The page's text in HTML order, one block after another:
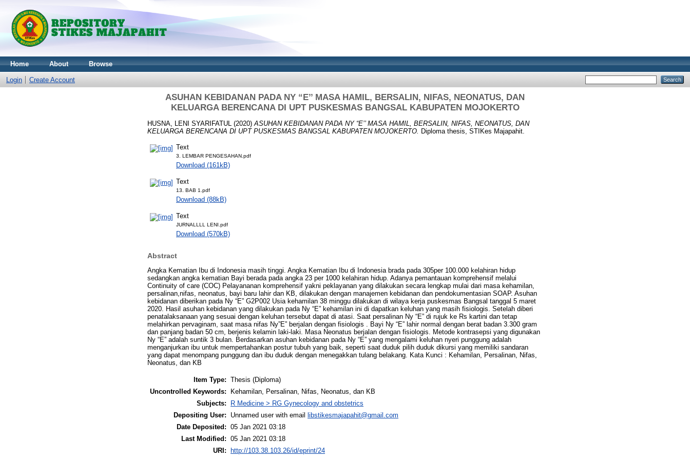
Home About Browse
Login Create Account
ASUHAN KEBIDANAN PADA NY “E’’ MASA HAMIL, BERSALIN, NIFAS, NEONATUS, DAN
KELUARGA BERENCANA DI UPT PUSKESMAS BANGSAL KABUPATEN MOJOKERTO
HUSNA, LENI SYARIFATUL (2020) ASUHAN KEBIDANAN PADA NY “E’’ MASA HAMIL, BERSALIN, NIFAS, NEONATUS, DAN
KELUARGA BERENCANA DI UPT PUSKESMAS BANGSAL KABUPATEN MOJOKERTO.
Diploma thesis, STIKes Majapahit.
Text
3. LEMBAR PENGESAHAN.pdf
Download (161kB)
Text
13. BAB 1.pdf
Download (88kB)
Text
JURNALLLL LENI.pdf
Download (570kB)
Abstract
Angka Kematian Ibu di Indonesia masih tinggi. Angka Kematian Ibu di Indonesia brada pada 305per 100.000 kelahiran hidup
sedangkan angka kematian Bayi berada pada angka 23 per 1000 kelahiran hidup. Adanya pemantauan komprehensif melalui
Continuity of care (COC) Pelayananan komprehensif yakni peklayanan yang dilakukan secara lengkap mulai dari masa kehamilan,
persalinan,nifas, neonatus, bayi baru lahir dan KB, dilakukan dengan manajemen kebidanan dan pendokumentasian SOAP. Asuhan
kebidanan diberikan pada Ny “E” G2P002 Usia kehamilan 38 minggu dilakukan di wilaya kerja puskesmas Bangsal tanggal 5 maret
2020. Hasil asuhan kebidanan yang dilakukan pada Ny “E” kehamilan ini di dapatkan keluhan yang masih fisiologis. Setelah diberi
penatalaksanaan yang sesuai dengan keluhan tersebut dapat di atasi. Saat persalinan Ny “E” di rujuk ke Rs kartini dan tetap
melahirkan pervaginam, saat masa nifas Ny”E” berjalan dengan fisiologis . Bayi Ny “E” lahir normal dengan berat badan 3.300 gram
dan panjang badan 50 cm, berjenis kelamin laki-laki. Masa Neonatus berjalan dengan fisiologis. Metode kontrasepsi yang digunakan
Ny “E” adalah suntik 3 bulan. Berdasarkan asuhan kebidanan pada Ny “E” yang mengalami keluhan nyeri punggung adalah
menganjurkan ibu untuk mempertahankan postur tubuh yang baik, seperti saat duduk pilih duduk dikursi yang memiliki sandaran
yang dapat menompang punggung dan ibu duduk dengan menegakkan tulang belakang. Kata Kunci : Kehamilan, Persalinan, Nifas,
Neonatus, dan KB
Item Type: Thesis (Diploma)
Uncontrolled Keywords:
Kehamilan, Persalinan, Nifas, Neonatus, dan KB
Subjects:
R Medicine > RG Gynecology and obstetrics
Depositing User:
Unnamed user with email
libstikesmajapahit@gmail.com
Date Deposited: 05 Jan 2021 03:18
Last Modified: 05 Jan 2021 03:18
URI:
http://103.38.103.26/id/eprint/24